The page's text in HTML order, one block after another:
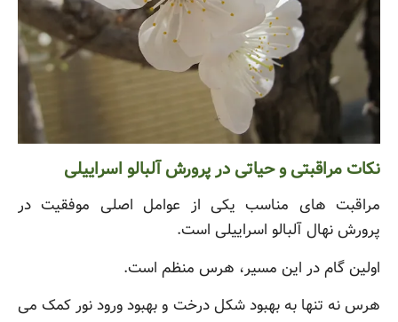
نکات مراقبتی و حیاتی در پرورش آلبالو اسراییلی
مراقبت های مناسب یکی از عوامل اصلی موفقیت در
پرورش نهال آلبالو اسراییلی است.
اولین گام در این مسیر، هرس منظم است.
هرس نه تنها به بهبود شکل درخت و بهبود ورود نور کمک می